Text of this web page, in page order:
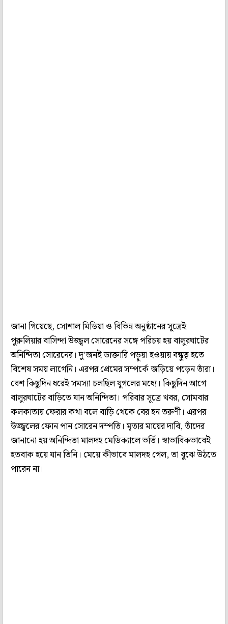
জানা গিয়েছে, সোশাল মিডিয়া ও বিভিন্ন অনুষ্ঠানের সূ্ত্রেই
পুরুলিয়ার বাসিন্দা উজ্জ্বল সোরেনের সঙ্গে পরিচয় হয় বালুরঘাটের
অনিন্দিতা সোরেনের। দু'জনই ডাক্তারি পড়ুয়া হওয়ায় বন্ধুত্ব হতে
বিশেষ সময় লাগেনি। এরপর প্রেমের সম্পর্কে জড়িয়ে পড়েন তাঁরা।
বেশ কিছুদিন ধরেই সমস্যা চলছিল যুগলের মধ্যে। কিছুদিন আগে
বালুরঘাটের বাড়িতে যান অনিন্দিতা। পরিবার সূত্রে খবর, সোমবার
কলকাতায় ফেরার কথা বলে বাড়ি থেকে বের হন তরুণী। এরপর
উজ্জ্বলের ফোন পান সোরেন দম্পতি। মৃতার মায়ের দাবি, তাঁদের
জানানো হয় অনিন্দিতা মালদহ মেডিক্যালে ভর্তি। স্বাভাবিকভাবেই
হতবাক হয়ে যান তিনি। মেয়ে কীভাবে মালদহ গেল, তা বুঝে উঠতে
পারেন না।